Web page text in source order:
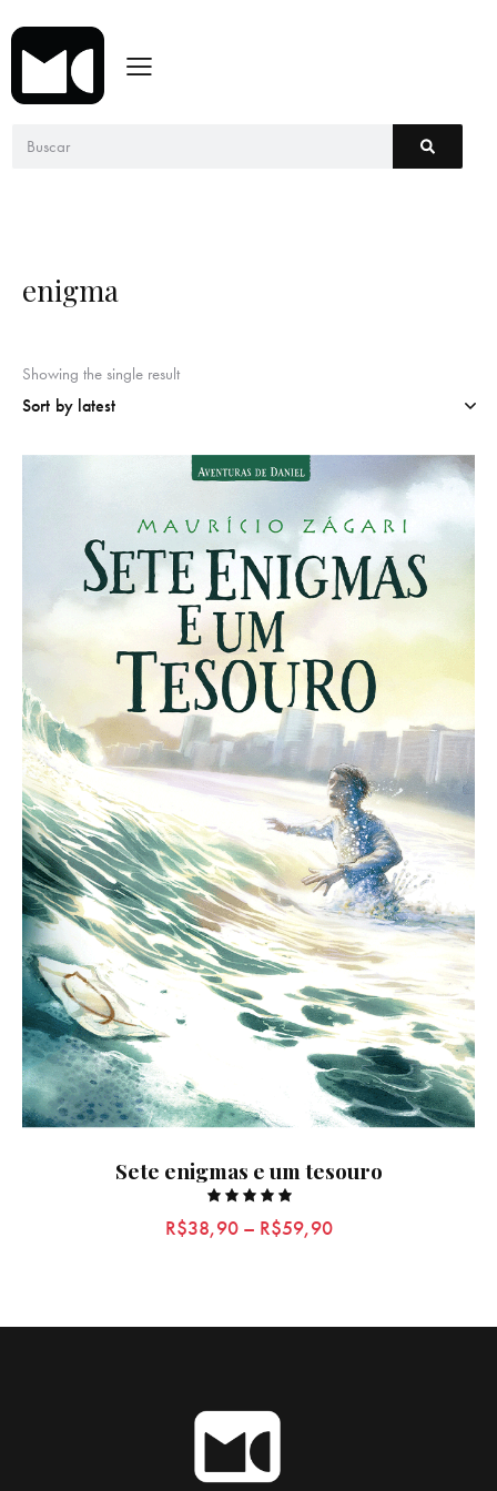
enigma
Showing the single result
Sete enigmas e um tesouro
R$38,90– R$59,90
Rated